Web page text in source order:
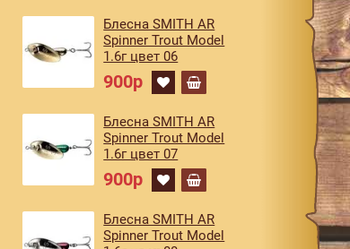
Блесна SMITH AR
Spinner Trout Model
1.6г цвет 06
900р
Блесна SMITH AR
Spinner Trout Model
1.6г цвет 07
900р
Блесна SMITH AR
Spinner Trout Model